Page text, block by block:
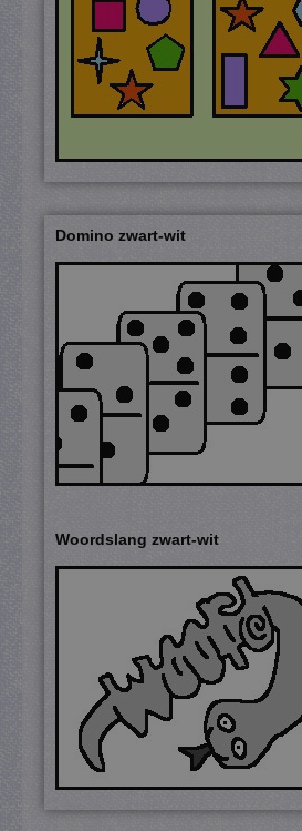
Domino zwart-wit
Woordslang zwart-wit